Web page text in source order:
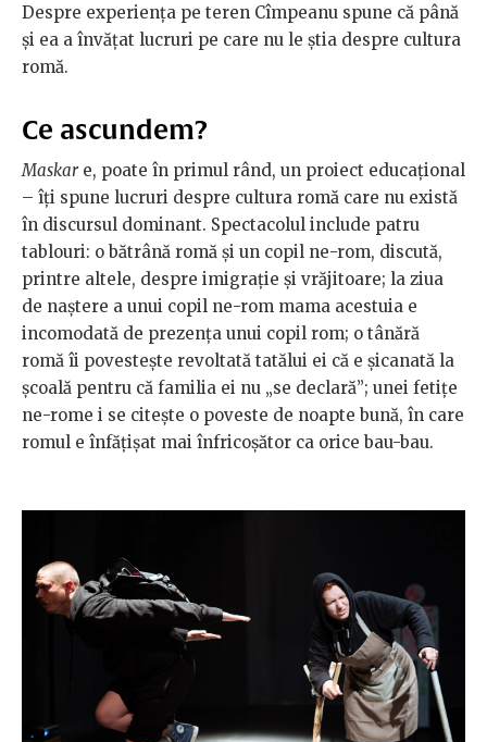
Despre experiența pe teren Cîmpeanu spune că până
și ea a învățat lucruri pe care nu le știa despre cultura
romă.
Ce ascundem?
Maskare, poate în primul rând, un proiect educațional
– îți spune lucruri despre cultura romă care nu există
în discursul dominant. Spectacolul include patru
tablouri: o bătrână romă și un copil ne-rom, discută,
printre altele, despre imigrație și vrăjitoare; la ziua
de naștere a unui copil ne-rom mama acestuia e
incomodată de prezența unui copil rom; o tânără
romă îi povestește revoltată tatălui ei că e șicanată la
școală pentru că familia ei nu „se declară”; unei fetițe
ne-rome i se citește o poveste de noapte bună, în care
romul e înfățișat mai înfricoșător ca orice bau-bau.